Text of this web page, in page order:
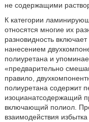
не содержащими
К категории
относятся многие их
разновидность
нанесением
полиуретана и
«предварительно
правило,
полиуретана содержит
изоцианатсодержащий
включающий полиол.
взаимодействия